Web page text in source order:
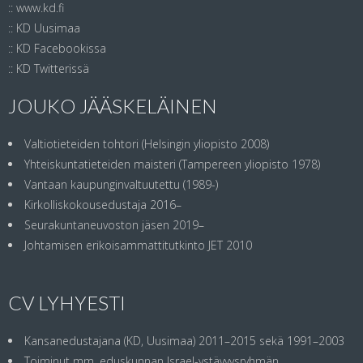
:: www.kd.fi
:: KD Uusimaa
:: KD Facebookissa
:: KD Twitterissä
JOUKO JÄÄSKELÄINEN
Valtiotieteiden tohtori (Helsingin yliopisto 2008)
Yhteiskuntatieteiden maisteri (Tampereen yliopisto 1978)
Vantaan kaupunginvaltuutettu (1989-)
Kirkolliskokousedustaja 2016–
Seurakuntaneuvoston jäsen 2019–
Johtamisen erikoisammattitutkinto JET 2010
CV LYHYESTI
Kansanedustajana (KD, Uusimaa) 2011–2015 sekä 1991–2003